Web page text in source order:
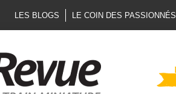
LES BLOGS LE COIN DES PASSIONNÉS